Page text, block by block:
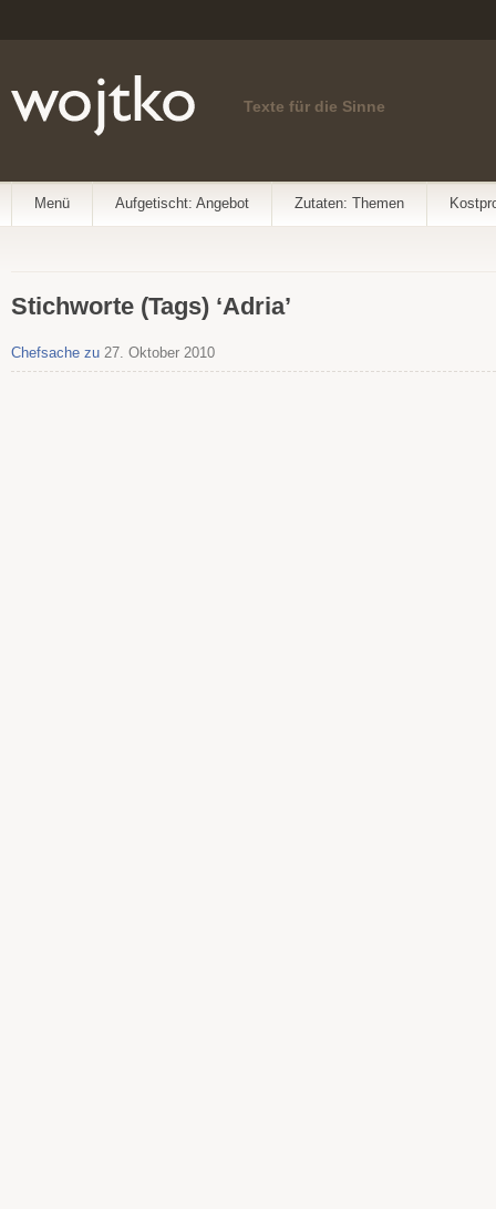
Texte für die Sinne
Menü Aufgetischt: Angebot Zutaten: Themen
Stichworte (Tags) ‘Adria’
Chefsache zu 27. Oktober 2010